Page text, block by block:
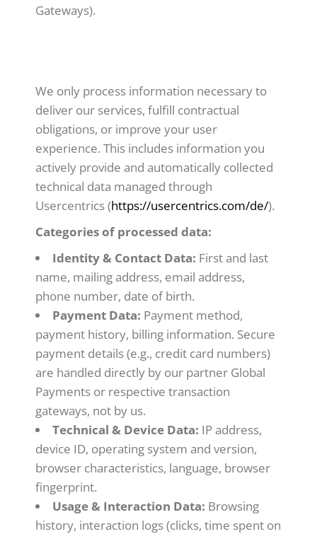
Gateways).
We only process information necessary to
deliver our services, fulfill contractual
obligations, or improve your user
experience. This includes information you
actively provide and automatically collected
technical data managed through
Usercentrics (https://usercentrics.com/de/).
Categories of processed data:
Identity & Contact Data: First and last
name, mailing address, email address,
phone number, date of birth.
Payment Data: Payment method,
payment history, billing information. Secure
payment details (e.g., credit card numbers)
are handled directly by our partner Global
Payments or respective transaction
gateways, not by us.
Technical & Device Data: IP address,
device ID, operating system and version,
browser characteristics, language, browser
fingerprint.
Usage & Interaction Data: Browsing
history, interaction logs (clicks, time spent on